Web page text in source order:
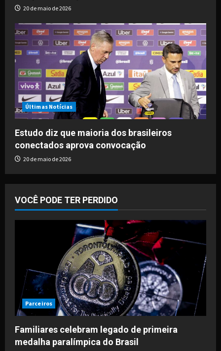
20 de maio de 2026
Últimas Notícias
Estudo diz que maioria dos brasileiros
conectados aprova convocação
20 de maio de 2026
VOCÊ PODE TER PERDIDO
Parceiros
Familiares celebram legado de primeira
medalha paralímpica do Brasil